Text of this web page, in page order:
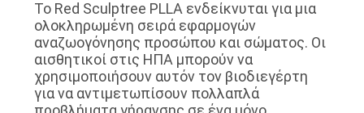
Το Red Sculptree PLLA ενδείκνυται για μια
ολοκληρωμένη σειρά εφαρμογών
αναζωογόνησης προσώπου και σώματος. Οι
αισθητικοί στις ΗΠΑ μπορούν να
χρησιμοποιήσουν αυτόν τον βιοδιεγέρτη
για να αντιμετωπίσουν πολλαπλά